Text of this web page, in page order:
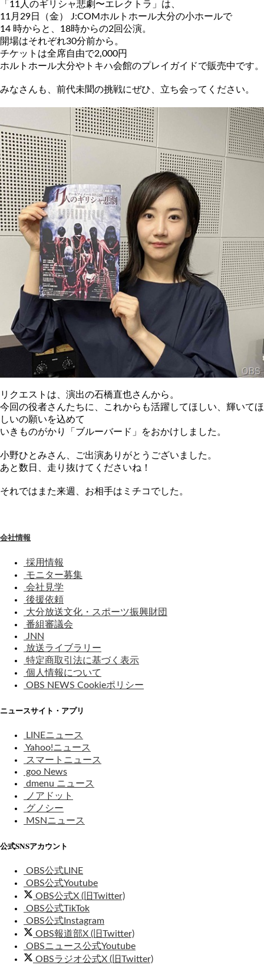
「11人のギリシャ悲劇〜エレクトラ」は、
11月29日（金） J:COMホルトホール大分の小ホールで
14 時からと、18時からの2回公演。
開場はそれぞれ30分前から。
チケットは全席自由で2,000円
ホルトホール大分やトキハ会館のプレイガイドで販売中です。
みなさんも、前代未聞の挑戦にぜひ、立ち会ってください。
リクエストは、演出の石橋直也さんから。
今回の役者さんたちに、これからも活躍してほしい、輝いてほ
しいの願いを込めて
いきものがかり「ブルーバード」をおかけしました。
小野ひとみさん、ご出演ありがとうございました。
あと数日、走り抜けてくださいね！
それではまた来週、お相手はミチコでした。
会社情報
採用情報
モニター募集
会社見学
後援依頼
大分放送文化・スポーツ振興財団
番組審議会
JNN
放送ライブラリー
特定商取引法に基づく表示
個人情報について
OBS NEWS Cookieポリシー
ニュースサイト・アプリ
LINEニュース
Yahoo!ニュース
スマートニュース
goo News
dmenu ニュース
ノアドット
グノシー
MSNニュース
公式SNSアカウント
OBS公式LINE
OBS公式Youtube
OBS公式X (旧Twitter)
OBS公式TikTok
OBS公式Instagram
OBS報道部X (旧Twitter)
OBSニュース公式Youtube
OBSラジオ公式X (旧Twitter)